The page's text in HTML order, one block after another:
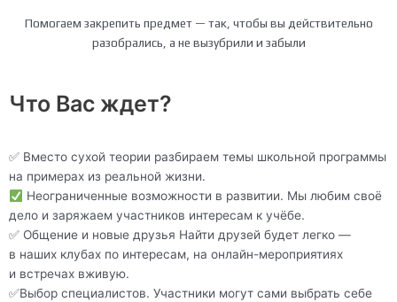
Помогаем закрепить предмет — так, чтобы вы действительно
разобрались, а не вызубрили и забыли
Что Вас ждет?
✅ Вместо сухой теории разбираем темы школьной программы
на примерах из реальной жизни.
Неограниченные возможности в развитии. Мы любим своё
дело и заряжаем участников интересам к учёбе.
✅ Общение и новые друзья Найти друзей будет легко —
в наших клубах по интересам, на онлайн-мероприятиях
и встречах вживую.
✅Выбор специалистов. Участники могут сами выбрать себе